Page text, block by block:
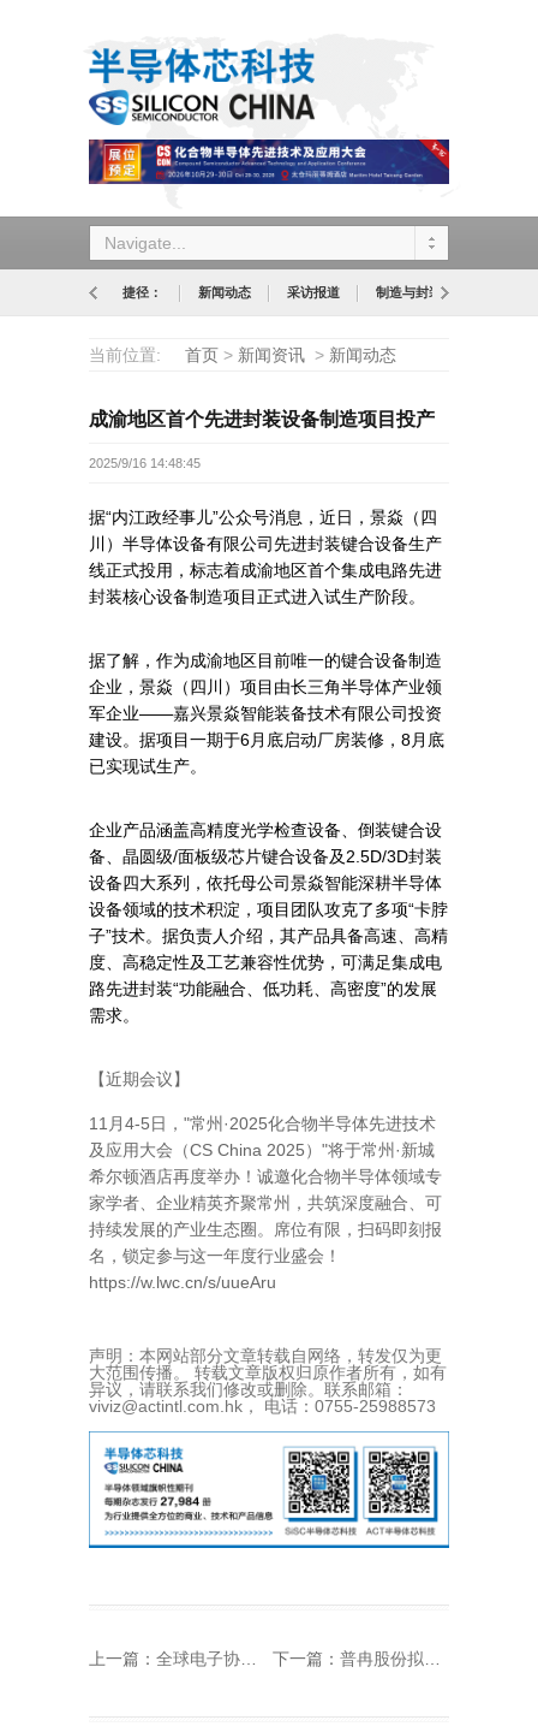
Navigate...
捷径： 新闻动态 采访报道 制造与封装
当前位置: 首页 > 新闻资讯 > 新闻动态
成渝地区首个先进封装设备制造项目投产
2025/9/16 14:48:45
据“内江政经事儿”公众号消息，近日，景焱（四
川）半导体设备有限公司先进封装键合设备生产
线正式投用，标志着成渝地区首个集成电路先进
封装核心设备制造项目正式进入试生产阶段。
据了解，作为成渝地区目前唯一的键合设备制造
企业，景焱（四川）项目由长三角半导体产业领
军企业——嘉兴景焱智能装备技术有限公司投资
建设。据项目一期于6月底启动厂房装修，8月底
已实现试生产。
企业产品涵盖高精度光学检查设备、倒装键合设
备、晶圆级/面板级芯片键合设备及2.5D/3D封装
设备四大系列，依托母公司景焱智能深耕半导体
设备领域的技术积淀，项目团队攻克了多项“卡脖
子”技术。据负责人介绍，其产品具备高速、高精
度、高稳定性及工艺兼容性优势，可满足集成电
路先进封装“功能融合、低功耗、高密度”的发展
需求。
【近期会议】
11月4-5日，"常州·2025化合物半导体先进技术
及应用大会（CS China 2025）"将于常州·新城
希尔顿酒店再度举办！诚邀化合物半导体领域专
家学者、企业精英齐聚常州，共筑深度融合、可
持续发展的产业生态圈。席位有限，扫码即刻报
名，锁定参与这一年度行业盛会！
https://w.lwc.cn/s/uueAru
声明：本网站部分文章转载自网络，转发仅为更
大范围传播。 转载文章版权归原作者所有，如有
异议，请联系我们修改或删除。联系邮箱：
viviz@actintl.com.hk， 电话：0755-25988573
上一篇： 全球电子协会（Global Electronics Association）正式亮相 下一篇： 普冉股份拟收购诺亚长天，加码NAND存储布局